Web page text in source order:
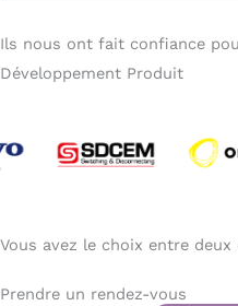
Ils nous ont fait confiance
Développement Produit
Vous avez le choix entre deux
Prendre un rendez-vous